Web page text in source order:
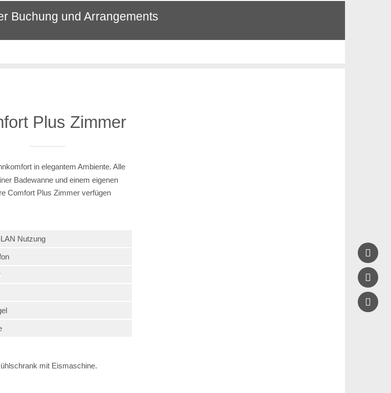
Buchung und Arrangements
Plus Zimmer
in elegantem Ambiente. Alle
Badewanne und einem eigenen
Comfort Plus Zimmer verfügen
Nutzung
mit Eismaschine.


